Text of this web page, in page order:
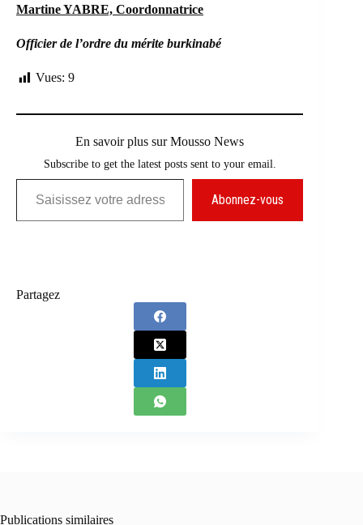
Martine YABRE, Coordonnatrice
Officier de l’ordre du mérite burkinabé
Vues: 9
En savoir plus sur Mousso News
Subscribe to get the latest posts sent to your email.
Saisissez votre adresse e-mail…
Abonnez-vous
Partagez
Publications similaires